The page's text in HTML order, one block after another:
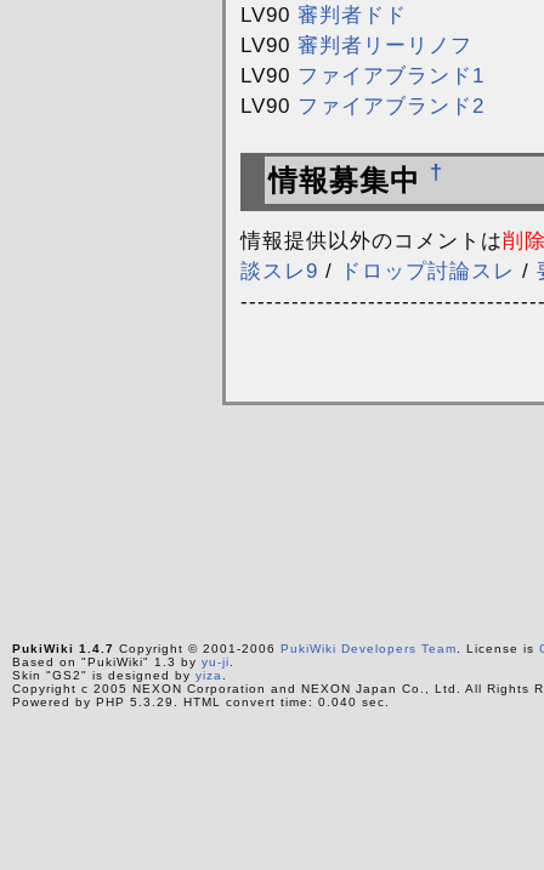
LV90 審判者ドド
LV90 審判者リーリノフ
LV90 ファイアブランド1
LV90 ファイアブランド2
情報募集中 †
情報提供以外のコメントは削
談スレ9 / ドロップ討論スレ /
PukiWiki 1.4.7 Copyright © 2001-2006 PukiWiki Developers Team . License is
Based on "PukiWiki" 1.3 by yu-ji
Skin "GS2" is designed by yiza
Copyright c 2005 NEXON Corporation and NEXON Japan Co., Ltd. All Rights
Powered by PHP 5.3.29. HTML convert time: 0.040 sec.